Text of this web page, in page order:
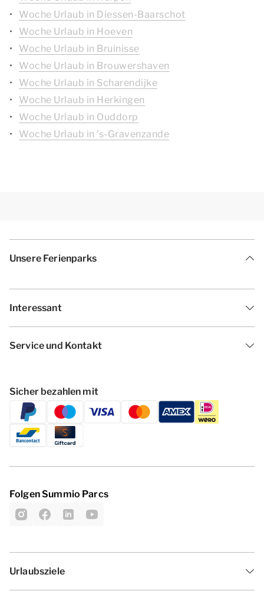
Woche Urlaub in Diessen-Baarschot
Woche Urlaub in Hoeven
Woche Urlaub in Bruinisse
Woche Urlaub in Brouwershaven
Woche Urlaub in Scharendijke
Woche Urlaub in Herkingen
Woche Urlaub in Ouddorp
Woche Urlaub in 's-Gravenzande
Unsere Ferienparks
Interessant
Service und Kontakt
Sicher bezahlen mit
Folgen Summio Parcs
Urlaubsziele